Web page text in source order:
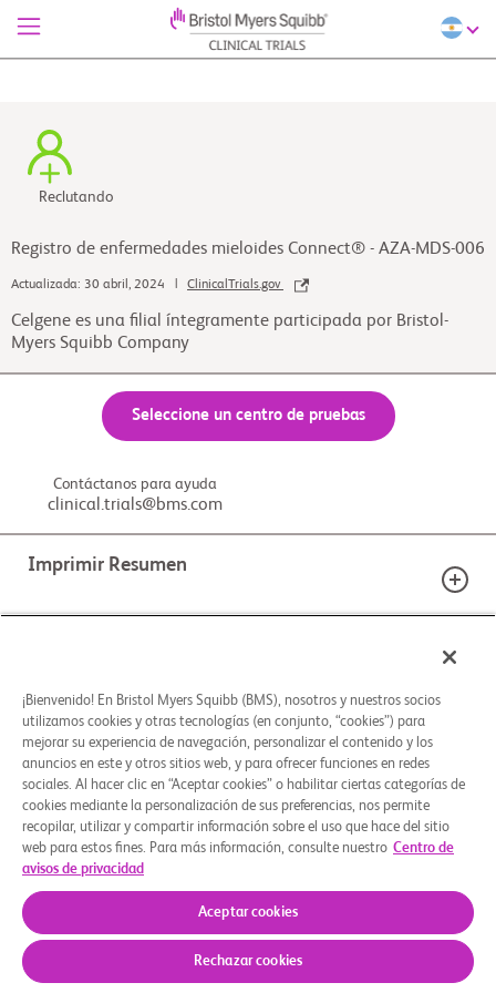
Reclutando
Registro de enfermedades mieloides Connect® - AZA-MDS-006
Actualizada: 30 abril, 2024 | ClinicalTrials.gov
Celgene es una filial íntegramente participada por Bristol-
Myers Squibb Company
Seleccione un centro de pruebas
Contáctanos para ayuda
clinical.trials@bms.com
Imprimir Resumen
ESTUDIO?
Imprima esta página y la guía del estudio para
poder hablar mejor con su médico.
Use la guía de estudios para explorar el proceso de
participación en un estudio clínico. Comprenda qué
factores clave debe considerar antes de decidirse y
piense preguntas para hacerle a su equipo de
atención médica.
Imprima esta página AZA-MDS-006
Géneros
18+
Rango de edad
90
Ubicación (es)
Reclutando
Opciones de tratamiento
BRAZOS DEL ESTUDIO
INTERVENCIÓN ASIGNADA
Citopenia idiopática de significado incierto
(Idiopathic cytopenia of undetermined
Criterios clave de elegibilidad
                    Criterios de inclusión:
          - Los pacientes deben poder proporcionar un formulario de
consentimiento informado (ICF) por escrito
      - Deben estar dispuestos y ser capaces de completar
Aviso legal Política de privacidad
¡Bienvenido! En Bristol Myers Squibb (BMS), nosotros y nuestros socios
utilizamos cookies y otras tecnologías (en conjunto, “cookies”) para
mejorar su experiencia de navegación, personalizar el contenido y los
anuncios en este y otros sitios web, y para ofrecer funciones en redes
sociales. Al hacer clic en “Aceptar cookies” o habilitar ciertas categorías de
cookies mediante la personalización de sus preferencias, nos permite
recopilar, utilizar y compartir información sobre el uso que hace del sitio
web para estos fines. Para más información, consulte nuestro Centro de
avisos de privacidad
Aceptar cookies
Rechazar cookies